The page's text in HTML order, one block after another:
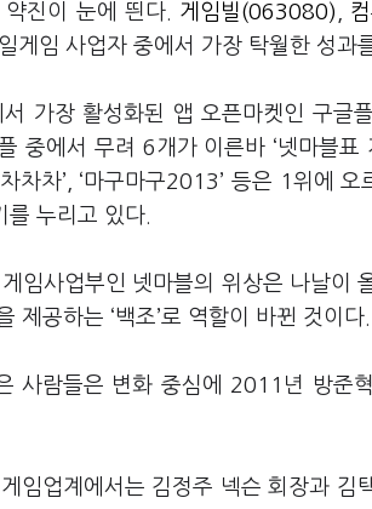
진이 눈에 띈다. 게임빌(063080)
게임 사업자 중에서 가장 탁월한 성과
서 가장 활성화된 앱 오픈마켓인 구글
중에서 무려 6개가 이른바 ‘넷마블표
차차차’, ‘마구마구2013’ 등은 1위에 오
를 누리고 있다.
임사업부인 넷마블의 위상은 나날이
제공하는 ‘백조’로 역할이 바뀐 것이다.
사람들은 변화 중심에 2011년 방준
임업계에서는 김정주 넥슨 회장과 김